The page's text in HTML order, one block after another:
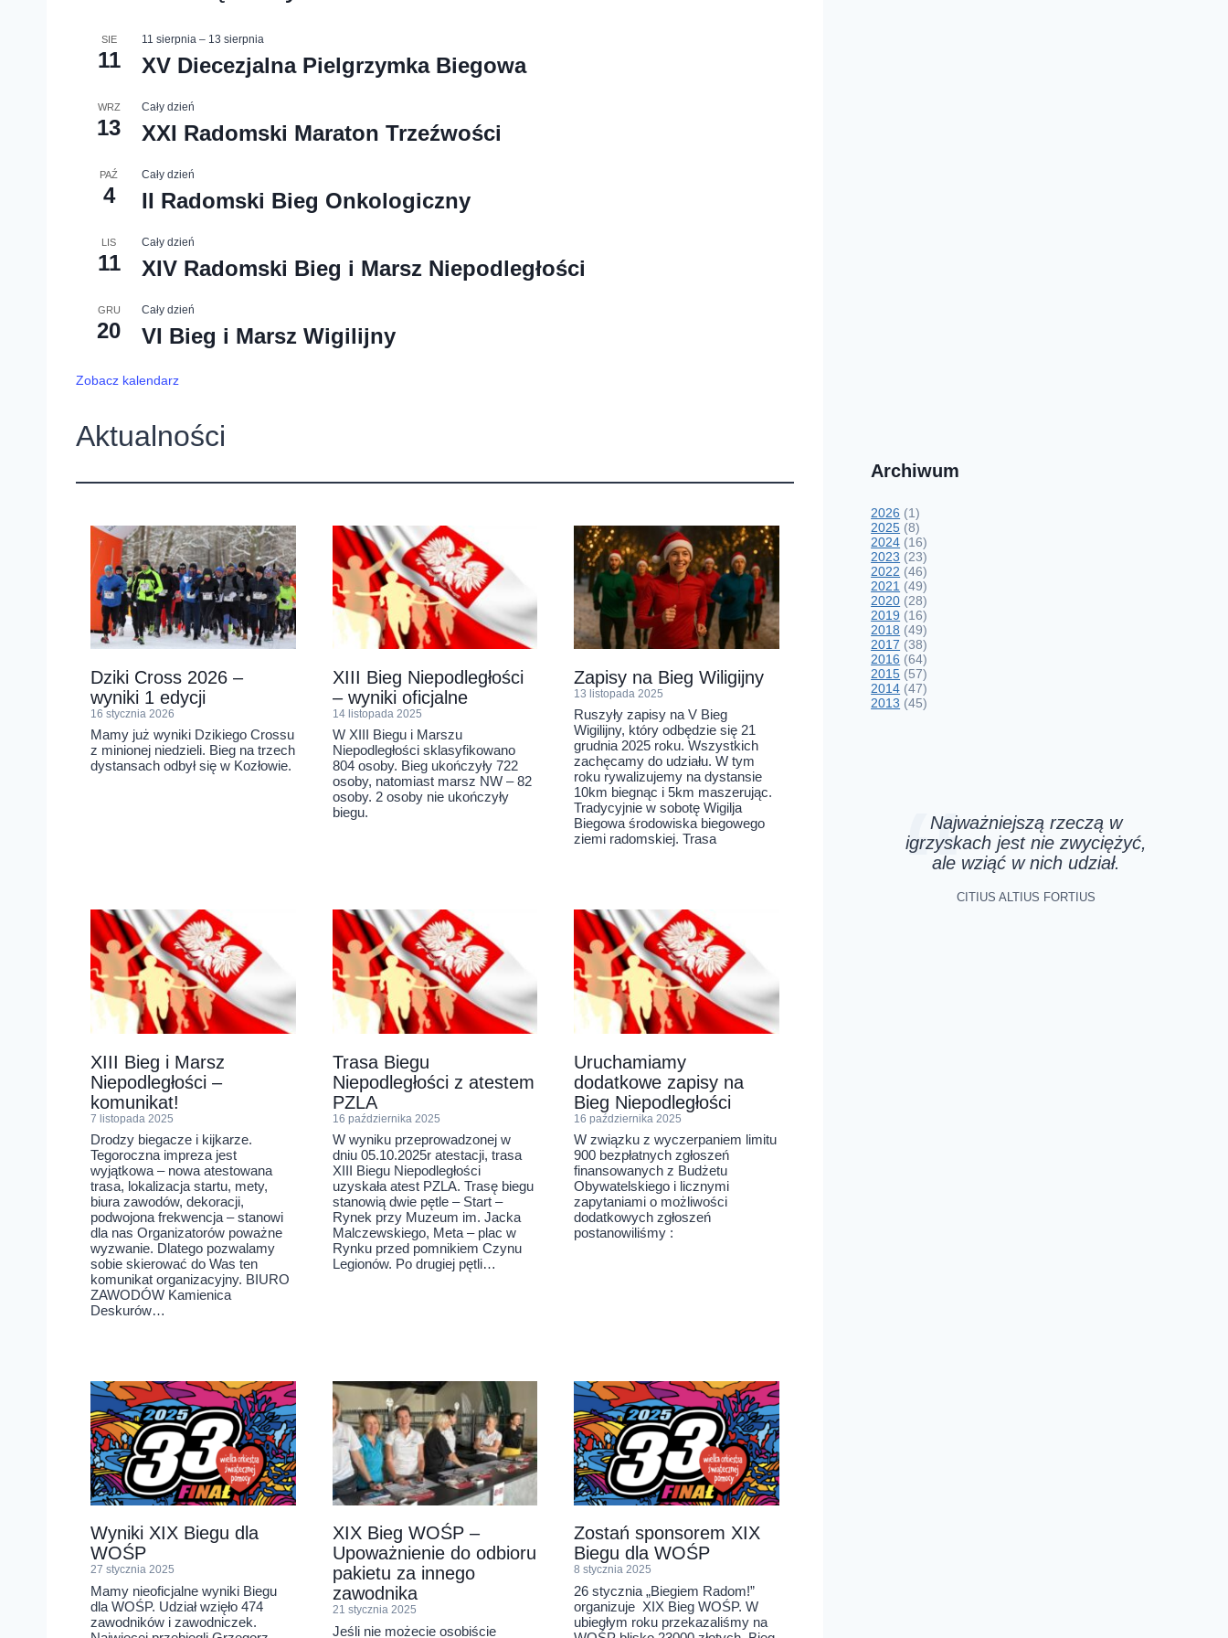
SIE
11
11 sierpnia – 13 sierpnia
XV Diecezjalna Pielgrzymka Biegowa
WRZ
13
Cały dzień
XXI Radomski Maraton Trzeźwości
PAŹ
4
Cały dzień
II Radomski Bieg Onkologiczny
LIS
11
Cały dzień
XIV Radomski Bieg i Marsz Niepodległości
GRU
20
Cały dzień
VI Bieg i Marsz Wigilijny
Zobacz kalendarz
Aktualności
Dziki Cross 2026 –
wyniki 1 edycji
16 stycznia 2026
Mamy już wyniki Dzikiego Crossu
z minionej niedzieli. Bieg na trzech
dystansach odbył się w Kozłowie.
XIII Bieg Niepodległości
– wyniki oficjalne
14 listopada 2025
W XIII Biegu i Marszu
Niepodległości sklasyfikowano
804 osoby. Bieg ukończyły 722
osoby, natomiast marsz NW – 82
osoby. 2 osoby nie ukończyły
biegu.
Zapisy na Bieg Wiligijny
13 listopada 2025
Ruszyły zapisy na V Bieg
Wigilijny, który odbędzie się 21
grudnia 2025 roku. Wszystkich
zachęcamy do udziału. W tym
roku rywalizujemy na dystansie
10km biegnąc i 5km maszerując.
Tradycyjnie w sobotę Wigilja
Biegowa środowiska biegowego
ziemi radomskiej. Trasa
XIII Bieg i Marsz
Niepodległości –
komunikat!
7 listopada 2025
Drodzy biegacze i kijkarze.
Tegoroczna impreza jest
wyjątkowa – nowa atestowana
trasa, lokalizacja startu, mety,
biura zawodów, dekoracji,
podwojona frekwencja – stanowi
dla nas Organizatorów poważne
wyzwanie. Dlatego pozwalamy
sobie skierować do Was ten
komunikat organizacyjny. BIURO
ZAWODÓW Kamienica
Deskurów…
Trasa Biegu
Niepodległości z atestem
PZLA
16 października 2025
W wyniku przeprowadzonej w
dniu 05.10.2025r atestacji, trasa
XIII Biegu Niepodległości
uzyskała atest PZLA. Trasę biegu
stanowią dwie pętle – Start –
Rynek przy Muzeum im. Jacka
Malczewskiego, Meta – plac w
Rynku przed pomnikiem Czynu
Legionów. Po drugiej pętli…
Uruchamiamy
dodatkowe zapisy na
Bieg Niepodległości
16 października 2025
W związku z wyczerpaniem limitu
900 bezpłatnych zgłoszeń
finansowanych z Budżetu
Obywatelskiego i licznymi
zapytaniami o możliwości
dodatkowych zgłoszeń
postanowiliśmy :
Wyniki XIX Biegu dla
WOŚP
27 stycznia 2025
Mamy nieoficjalne wyniki Biegu
dla WOŚP. Udział wzięło 474
zawodników i zawodniczek.
XIX Bieg WOŚP –
Upoważnienie do odbioru
pakietu za innego
zawodnika
21 stycznia 2025
Jeśli nie możecie osobiście
Zostań sponsorem XIX
Biegu dla WOŚP
8 stycznia 2025
26 stycznia „Biegiem Radom!”
organizuje XIX Bieg WOŚP. W
ubiegłym roku przekazaliśmy na
Archiwum
2026 (1)
2025 (8)
2024 (16)
2023 (23)
2022 (46)
2021 (49)
2020 (28)
2019 (16)
2018 (49)
2017 (38)
2016 (64)
2015 (57)
2014 (47)
2013 (45)
Najważniejszą rzeczą w
igrzyskach jest nie zwyciężyć,
ale wziąć w nich udział.
CITIUS ALTIUS FORTIUS